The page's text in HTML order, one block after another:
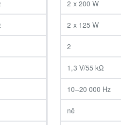
2 x 200 W
2 x 125 W
2
1,3 V/55 kΩ
10–20 000 Hz
nē